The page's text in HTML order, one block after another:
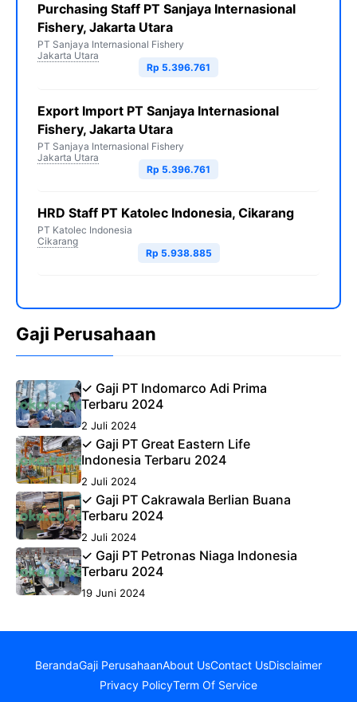
Purchasing Staff PT Sanjaya Internasional
Fishery, Jakarta Utara
PT Sanjaya Internasional Fishery
Jakarta Utara
Rp 5.396.761
Export Import PT Sanjaya Internasional
Fishery, Jakarta Utara
PT Sanjaya Internasional Fishery
Jakarta Utara
Rp 5.396.761
HRD Staff PT Katolec Indonesia, Cikarang
PT Katolec Indonesia
Cikarang
Rp 5.938.885
Gaji Perusahaan
✓ Gaji PT Indomarco Adi Prima
Terbaru 2024
2 Juli 2024
✓ Gaji PT Great Eastern Life
Indonesia Terbaru 2024
2 Juli 2024
✓ Gaji PT Cakrawala Berlian Buana
Terbaru 2024
2 Juli 2024
✓ Gaji PT Petronas Niaga Indonesia
Terbaru 2024
19 Juni 2024
BerandaGaji PerusahaanAbout UsContact UsDisclaimer
Privacy PolicyTerm Of Service